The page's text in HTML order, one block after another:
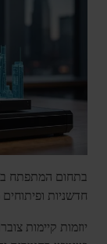
בתחום המתפתח
חדשניות
יוזמות קיימות